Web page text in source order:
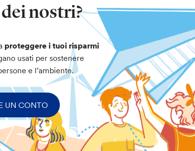
nostri?
proteggere i tuoi risparmi
usati per sostenere
e l’ambiente.
UN CONTO